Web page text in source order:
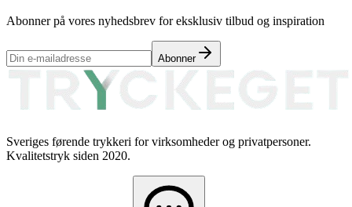
Abonner på vores nyhedsbrev for eksklusiv tilbud og inspiration
Abonner
Sveriges førende trykkeri for virksomheder og privatpersoner.
Kvalitetstryk siden 2020.